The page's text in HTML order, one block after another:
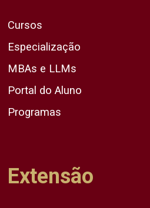
Cursos
Especialização
MBAs e LLMs
Portal do Aluno
Programas
Extensão